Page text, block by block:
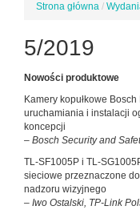
Jesteś
Strona główna /
5/2019
Nowości produktowe
Kamery kopułkowe
uruchamiania i instalacji
koncepcji
– Bosch Security and
TL-SF1005P i TL-
sieciowe przeznaczone
nadzoru wizyjnego
– Iwo Ostalski, TP-Link